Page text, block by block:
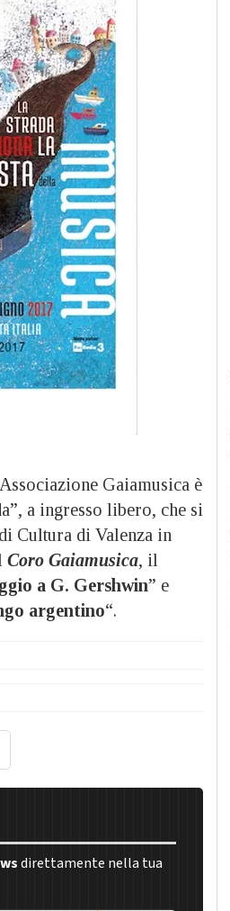
Gaiamusica è
a ingresso libero, che si
Cultura di Valenza in
Coro Gaiamusica, il
a G. Gershwin” e
argentino“.
direttamente nella tua